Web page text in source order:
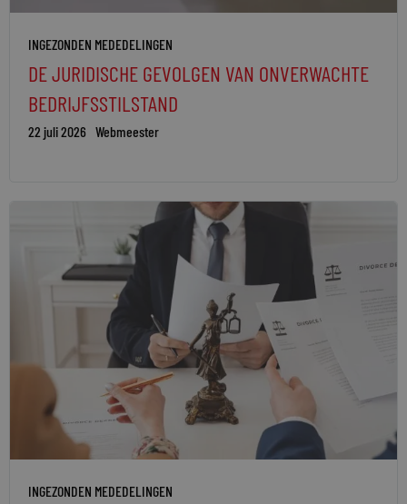
INGEZONDEN MEDEDELINGEN
DE JURIDISCHE GEVOLGEN VAN ONVERWACHTE
BEDRIJFSSTILSTAND
22 juli 2026 Webmeester
INGEZONDEN MEDEDELINGEN